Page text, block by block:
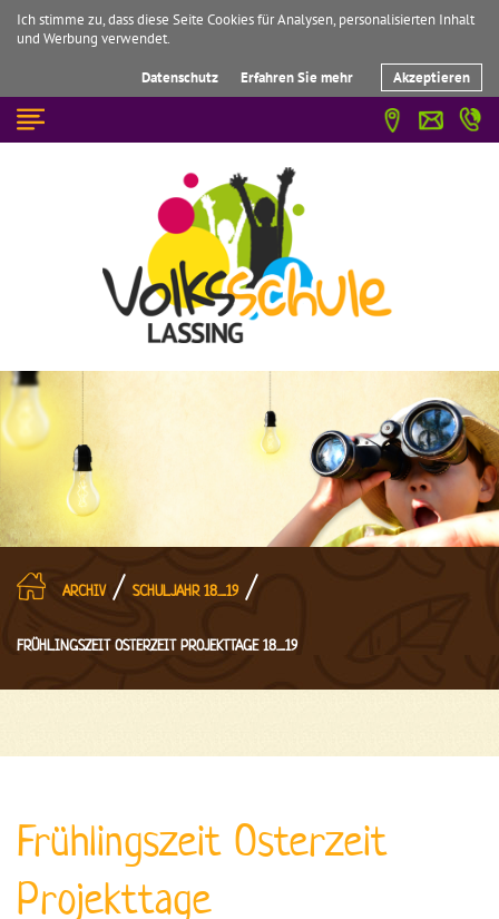
Ich stimme zu, dass diese Seite Cookies für Analysen, personalisierten Inhalt
und Werbung verwendet.
Datenschutz Erfahren Sie mehr Akzeptieren
☰
ARCHIV/ SCHULJAHR 18_19 /
FRÜHLINGSZEIT OSTERZEIT PROJEKTTAGE 18_19
Frühlingszeit Osterzeit
Projekttage